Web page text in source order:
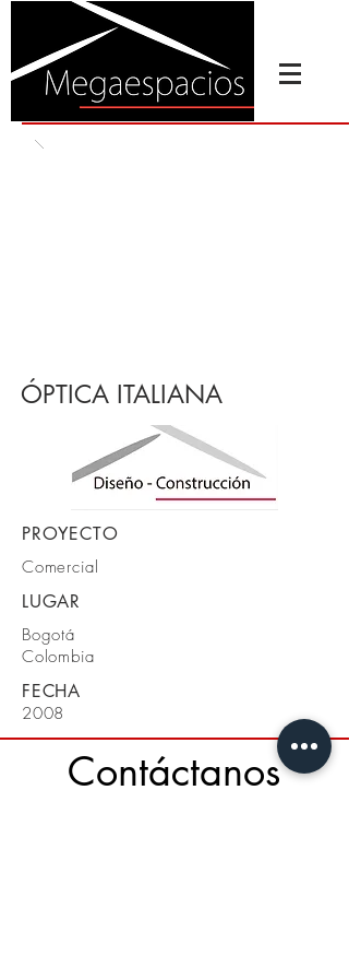
ÓPTICA ITALIANA
PROYECTO
Comercial
LUGAR
Bogotá
Colombia
FECHA
2008
Contáctanos